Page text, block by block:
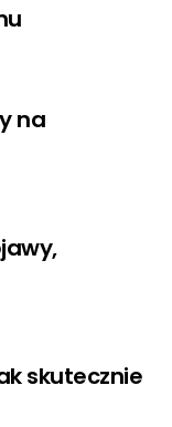
na
skutecznie